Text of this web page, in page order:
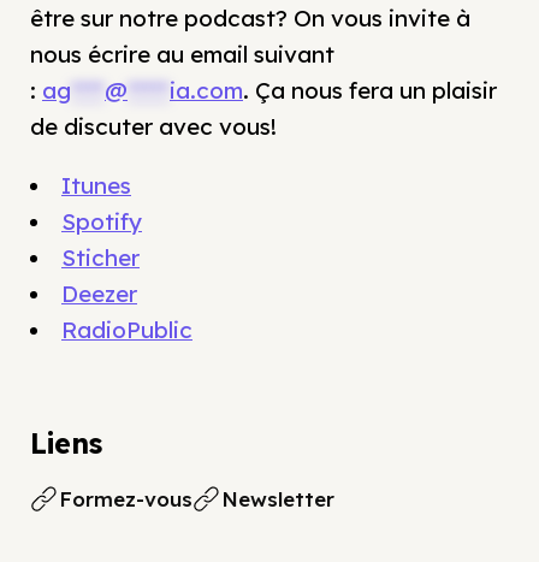
être sur notre podcast? On vous invite à
nous écrire au email suivant
: ag @ ia.com. Ça nous fera un plaisir
de discuter avec vous!
Itunes
Spotify
Sticher
Deezer
RadioPublic
Liens
Formez-vous Newsletter